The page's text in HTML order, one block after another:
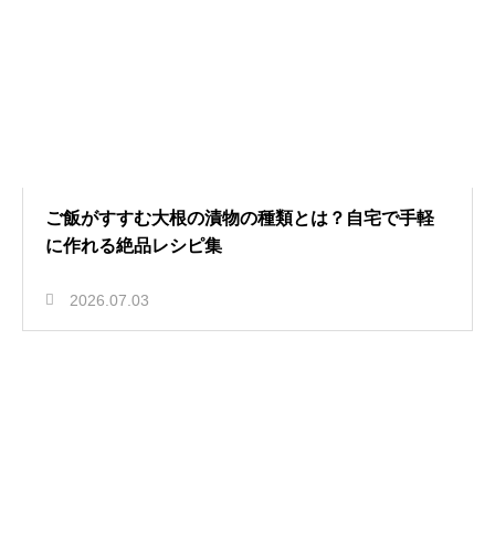
ご飯がすすむ大根の漬物の種類とは？自宅で手軽
に作れる絶品レシピ集
2026.07.03